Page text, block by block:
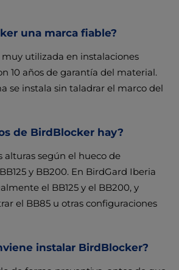
una marca fiable?
muy utilizada en instalaciones
10 años de garantía del material.
se instala sin taladrar el marco del
de BirdBlocker hay?
alturas según el hueco de
y BB200. En BirdGard Iberia
el BB125 y el BB200, y
el BB85 u otras configuraciones
instalar BirdBlocker?